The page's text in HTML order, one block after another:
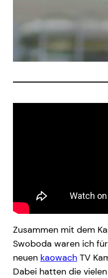
Zusammen mit dem
Swoboda waren ich
neuen kaowachTV
Dabei hatten die